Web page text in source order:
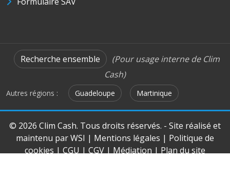
Recherche ensemble
(Pour usage interne de Clim
Cash)
Autres régions : Guadeloupe Martinique
© 2026 Clim Cash. Tous droits réservés. - Site réalisé et
maintenu parWSI | Mentions légales | Politique de
cookies | CGU | CGV | Médiation | Plan du site